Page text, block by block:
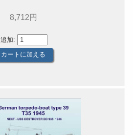
8,712円
追加: